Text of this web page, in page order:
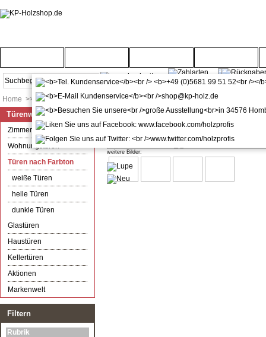
Home >> Türenwelt >> Türen nach Farbton
Zimmertür mit Zarge CPL Orca
weitere Bilder:
Türenwelt
Zimmertüren
Wohnungstüren
Türen nach Farbton
weiße Türen
helle Türen
dunkle Türen
Glastüren
Haustüren
Kellertüren
Aktionen
Markenwelt
Filtern
Rubrik